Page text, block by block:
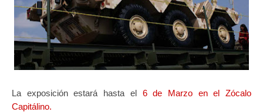
La exposición estará hasta el6 de Marzo en el Zócalo
Capitálino.